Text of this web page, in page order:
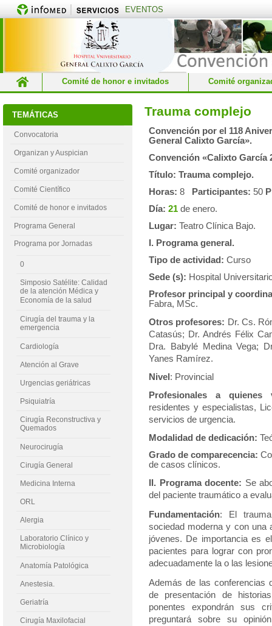
EVENTOS
Comité de honor e invitados
Comité
Organizan y Auspician
Programa por Jornadas
TEMÁTICAS
Convocatoria
Organizan y Auspician
Comité organizador
Comité Científico
Comité de honor e invitados
Programa General
Programa por Jornadas
0
Simposio Satélite: Calidad
de la atención Médica y
Economía de la salud
Cirugía del trauma y la
emergencia
Cardiología
Atención al Grave
Urgencias geriátricas
Psiquiatría
Cirugía Reconstructiva y
Quemados
Neurocirugía
Cirugía General
Medicina Interna
ORL
Alergia
Laboratorio Clínico y
Microbiología
Anatomía Patológica
Anestesia.
Geriatría
Cirugía Maxilofacial
Trauma complejo
Convención por el 118
General Calixto García».
Convención «Calixto García
Título: Trauma complejo.
Horas:8 Participantes: 50
Día:21 de enero.
Lugar:Teatro Clínica Bajo.
I. Programa general.
Tipo de actividad: Curso
Sede (s): Hospital
Profesor principal y
Fabra, MSc.
Otros profesores: Dr. Cs.
Catasús; Dr. Andrés Félix
Dra. Babylé Medina Vega;
Yanes Ramírez.
Nivel : Provincial
Profesionales a
residentes y especialistas,
servicios de urgencia.
Modalidad de dedicación:
Grado de comparecencia:
de casos clínicos.
II. Programa docente: Se
del paciente traumático a
Fundamentación: El
sociedad moderna y con una
jóvenes. De importancia es
pacientes para lograr con
adecuadamente la o las
Además de las conferencias
de presentación de
ponentes expondrán sus
preguntará sobre su